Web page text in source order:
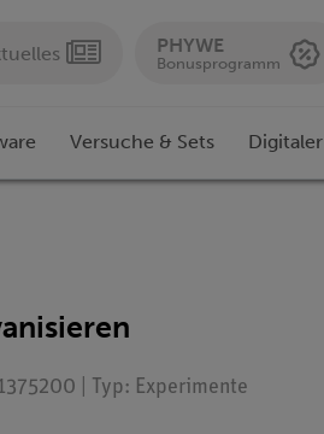
PHYWE
Bonusprogramm
Versuche & Sets
| Typ: Experimente